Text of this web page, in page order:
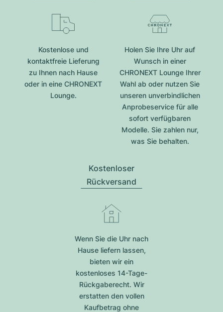
Kostenlose und
kontaktfreie Lieferung
zu Ihnen nach Hause
oder in eine CHRONEXT
Lounge.
Holen Sie Ihre Uhr auf
Wunsch in einer
CHRONEXT Lounge Ihrer
Wahl ab oder nutzen Sie
unseren unverbindlichen
Anprobeservice für alle
sofort verfügbaren
Modelle. Sie zahlen nur,
was Sie behalten.
Kostenloser
Rückversand
Wenn Sie die Uhr nach
Hause liefern lassen,
bieten wir ein
kostenloses 14-Tage-
Rückgaberecht. Wir
erstatten den vollen
Kaufbetrag ohne